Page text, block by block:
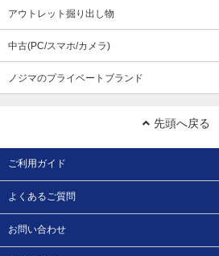
アウトレット掘り出し物
中古(PC/スマホ/カメラ)
ノジマのプライベートブランド
先頭へ戻る
ご利用ガイド
よくあるご質問
お問い合わせ